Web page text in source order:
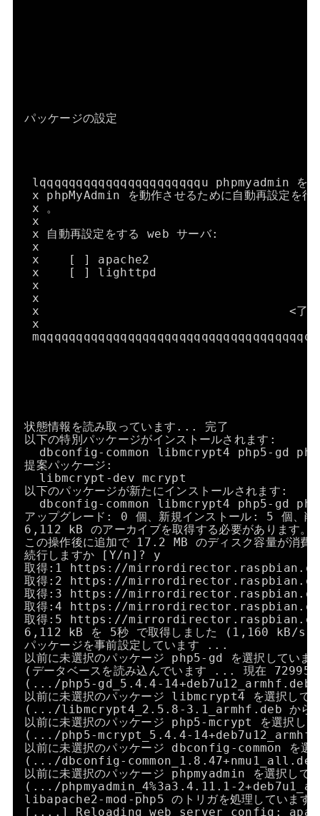
パッケージの設定
lqqqqqqqqqqqqqqqqqqqqqqu phpmyadmin を
x phpMyAdmin を動作させるために自動再設定を
x 。
x
x 自動再設定をする web サーバ:
x
x    [ ] apache2
x    [ ] lighttpd
x
x
x                                  <了
x
状態情報を読み取っています... 完了
以下の特別パッケージがインストールされます:
dbconfig-common libmcrypt4 php5-gd
提案パッケージ:
libmcrypt-dev mcrypt
以下のパッケージが新たにインストールされます:
dbconfig-common libmcrypt4 php5-gd
アップグレード: 0 個、新規インストール: 5 個、
6,112 kB のアーカイブを取得する必要があります。
この操作後に追加で 17.2 MB のディスク容量が消費
続行しますか [Y/n ]? y
取得:1 https: //mirrordirector
取得:2 https: //mirrordirector
取得:3 https: //mirrordirector
取得:4 https: //mirrordirector
取得:5 https: //mirrordirector
6,112 kB を 5秒 で取得しました (1,160 kB/s
パッケージを事前設定しています ...
以前に未選択のパッケージ php5-gd を選択していま
(データベースを読み込んでいます ... 現在 72995
(... /php5-gd_5 .4.4-14+deb7u12_armhf.deb
以前に未選択のパッケージ libmcrypt4 を選択して
(... /libmcrypt4_2 .5.8-3.1_armhf.deb から
以前に未選択のパッケージ php5-mcrypt を選択して
(... /php5-mcrypt_5 .4.4-
以前に未選択のパッケージ dbconfig-common を選
(... /dbconfig-common_1 .8.47+nmu1_all.deb
以前に未選択のパッケージ phpmyadmin を選択して
(... /phpmyadmin_4%3a3.4.11.1-
libapache2-mod-php5 のトリガを処理していま
[....] Reloading web server config: